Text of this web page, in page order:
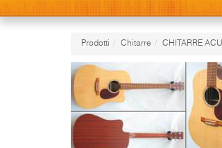
Prodotti Chitarre CHITARRE